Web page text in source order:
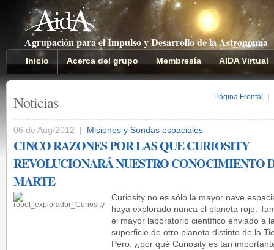
Agrupación para el Impulso y Desarrollo de la Astronomía
Inicio Acerca del grupo Membresía AIDA Virtual
Noticias Página Frontal
06 de Aug/2012 | Misiones y Sondas espaciales
CINCO RAZONES POR LAS QUE CURIOSITY
REVOLUCIONARÁ NUESTRO CONOCIMIENTO
MARTE
Curiosity no es sólo la mayor nave
haya explorado nunca el planeta rojo.
el mayor laboratorio científico enviado a
superficie de otro planeta distinto de la
Pero, ¿por qué Curiosity es tan